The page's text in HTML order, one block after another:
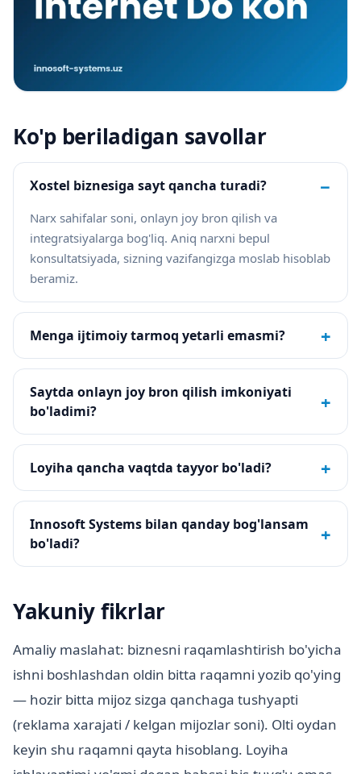
Ko'p beriladigan savollar
Xostel biznesiga sayt qancha turadi? −
Narx sahifalar soni, onlayn joy bron qilish va
integratsiyalarga bog'liq. Aniq narxni bepul
konsultatsiyada, sizning vazifangizga moslab hisoblab
beramiz.
Menga ijtimoiy tarmoq yetarli emasmi? +
Saytda onlayn joy bron qilish imkoniyati
bo'ladimi?
+
Loyiha qancha vaqtda tayyor bo'ladi? +
Innosoft Systems bilan qanday bog'lansam
bo'ladi?
+
Yakuniy fikrlar
Amaliy maslahat: biznesni raqamlashtirish bo'yicha
ishni boshlashdan oldin bitta raqamni yozib qo'ying
— hozir bitta mijoz sizga qanchaga tushyapti
(reklama xarajati / kelgan mijozlar soni). Olti oydan
keyin shu raqamni qayta hisoblang. Loyiha